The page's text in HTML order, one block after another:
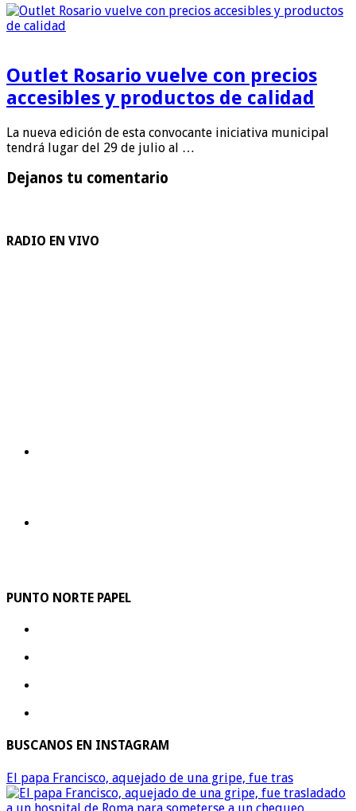
Outlet Rosario vuelve con precios
accesibles y productos de calidad
La nueva edición de esta convocante iniciativa municipal
tendrá lugar del 29 de julio al …
Dejanos tu comentario
RADIO EN VIVO
PUNTO NORTE PAPEL
BUSCANOS EN INSTAGRAM
El papa Francisco, aquejado de una gripe, fue tras